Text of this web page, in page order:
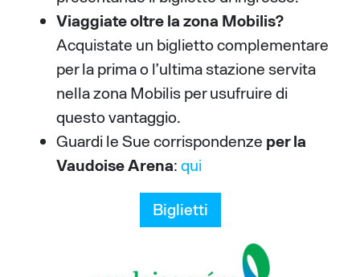
Viaggiate oltre la zona Mobilis?
Acquistate un biglietto complementare
per la prima o l’ultima stazione servita
nella zona Mobilis per usufruire di
questo vantaggio.
Guardi le Sue corrispondenze per la
Vaudoise Arena: qui
Biglietti